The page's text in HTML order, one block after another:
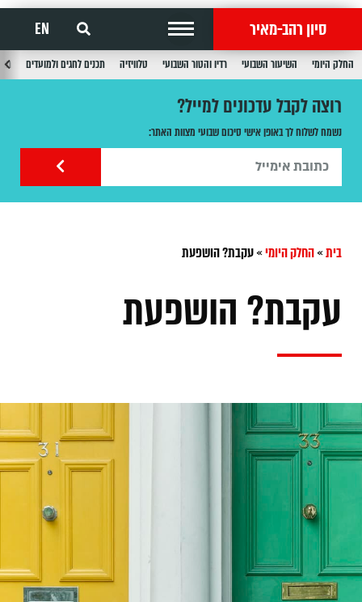
סיון רהב-מאיר EN
החלק היומי השיעור השבועי רדיו והטור השבועי טלוויזיה תכנים לחגים ולמועדים
רוצה לקבל עדכונים למייל?
נשמח לשלוח לך באופן אישי סיכום שבועי מצוות האתר:
בית»החלק היומי»עקבת? הושפעת
עקבת? הושפעת